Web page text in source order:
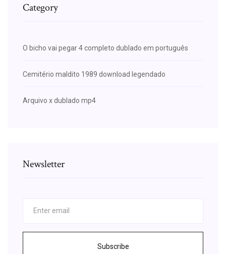
Category
O bicho vai pegar 4 completo dublado em português
Cemitério maldito 1989 download legendado
Arquivo x dublado mp4
Newsletter
Subscribe